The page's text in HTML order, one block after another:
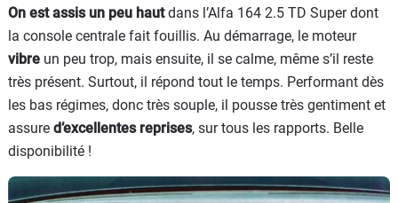
On est assis un peu hautdans l’Alfa 164 2.5 TD Super dont
la console centrale fait fouillis. Au démarrage, le moteur
vibre un peu trop, mais ensuite, il se calme, même s’il reste
très présent. Surtout, il répond tout le temps. Performant dès
les bas régimes, donc très souple, il pousse très gentiment et
assure d’excellentes reprises, sur tous les rapports. Belle
disponibilité !